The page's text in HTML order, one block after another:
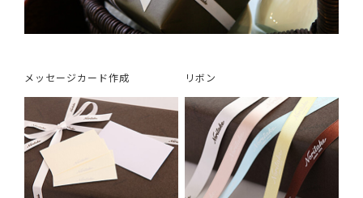
メッセージカード作成 リボン